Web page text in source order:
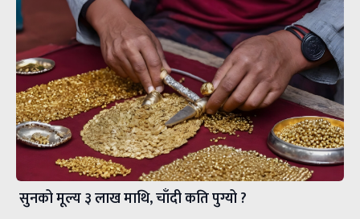
सुनको मूल्य ३ लाख माथि, चाँदी कति पुग्यो ?